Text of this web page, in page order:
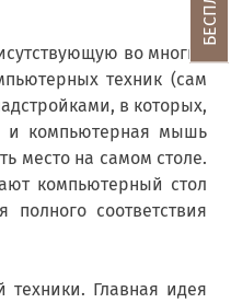
во многих
техник (сам
в которых,
и компьютерная мышь
место на самом столе.
компьютерный стол
соответствия
Главная идея